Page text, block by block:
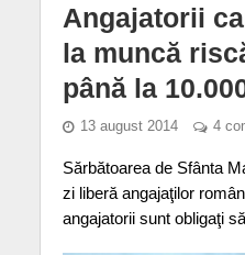
Angajatorii
la muncă
până la
13 august 2014 4
Sărbătoarea de Sfânta
zi liberă angajaţilor
angajatorii sunt obligaţi